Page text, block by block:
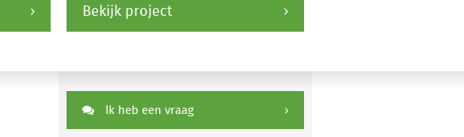
Bekijk project
Ik heb een vraag